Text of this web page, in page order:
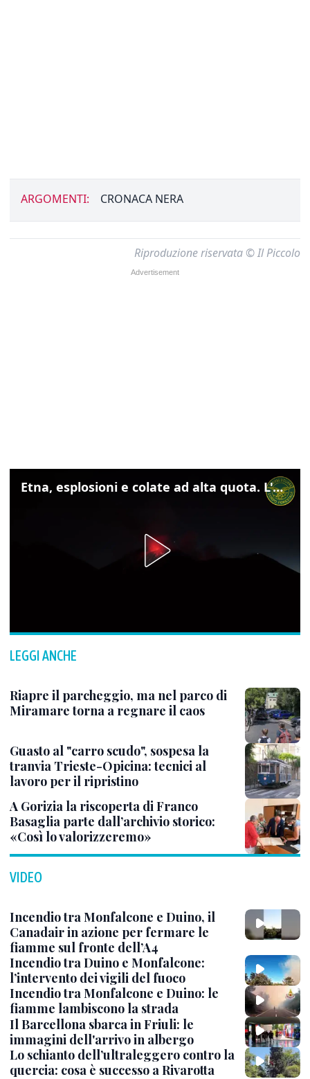
ARGOMENTI: CRONACA NERA
Riproduzione riservata © Il Piccolo
Etna, esplosioni e colate ad alta quota. L'aeroporto di Catania verso la normalità
LEGGI ANCHE
Riapre il parcheggio, ma nel parco di
Miramare torna a regnare il caos
Guasto al "carro scudo", sospesa la
tranvia Trieste-Opicina: tecnici al
lavoro per il ripristino
A Gorizia la riscoperta di Franco
Basaglia parte dall’archivio storico:
«Così lo valorizzeremo»
VIDEO
Incendio tra Monfalcone e Duino, il
Canadair in azione per fermare le
fiamme sul fronte dell’A4
Incendio tra Duino e Monfalcone:
l’intervento dei vigili del fuoco
Incendio tra Monfalcone e Duino: le
fiamme lambiscono la strada
Il Barcellona sbarca in Friuli: le
immagini dell'arrivo in albergo
Lo schianto dell’ultraleggero contro la
quercia: cosa è successo a Rivarotta